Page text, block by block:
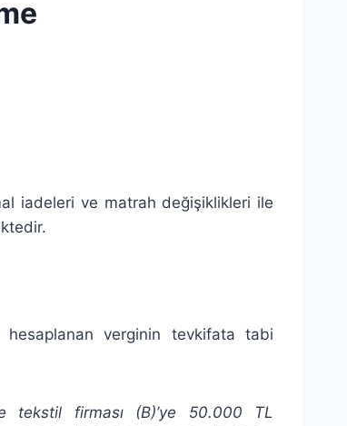
iadeleri ve matrah değişiklikleri ile
verginin tevkifata tabi
tekstil firması (B)’ye 50.000 TL